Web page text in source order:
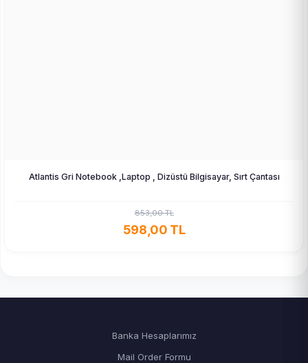
Atlantis Gri Notebook ,Laptop , Dizüstü Bilgisayar, Sırt Çantası
853,00 TL
598,00 TL
Banka Hesaplarımız
Mail Order Formu